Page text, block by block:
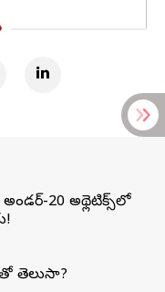
అండర్-20 అథ్లెటిక్స్‌లో
తెలుసా?